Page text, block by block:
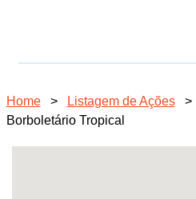
Home > Listagem de Ações >
Borboletário Tropical